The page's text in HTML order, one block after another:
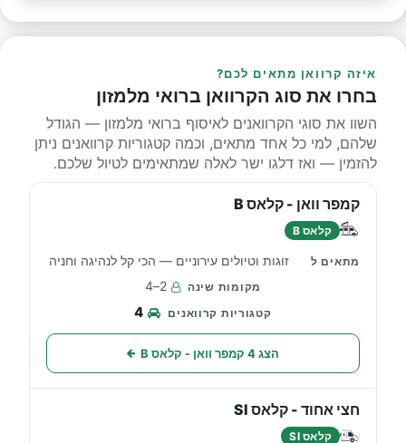
איזה קרוואן מתאים לכם?
בחרו את סוג הקרוואן ברואי מלמזון
השוו את סוגי הקרוואנים לאיסוף ברואי מלמזון — הגודל
שלהם, למי כל אחד מתאים, וכמה קטגוריות קרוואנים ניתן
להזמין — ואז דלגו ישר לאלה שמתאימים לטיול שלכם.
קמפר וואן - קלאס B
קלאס B
זוגות וטיולים עירוניים — הכי קל לנהיגה וחניה
2–4
4
הצג 4 קמפר וואן - קלאס B
חצי אחוד - קלאס SI
קלאס SI